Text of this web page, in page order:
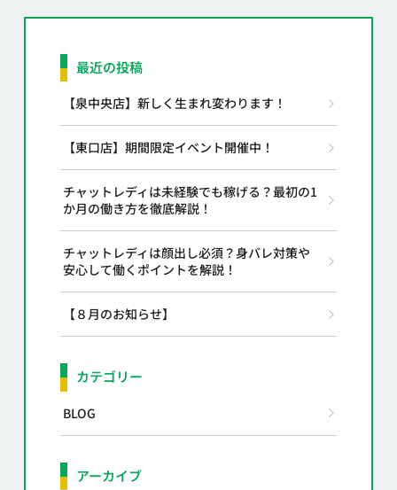
最近の投稿
【泉中央店】新しく生まれ変わります！
【東口店】期間限定イベント開催中！
チャットレディは未経験でも稼げる？最初の1
か月の働き方を徹底解説！
チャットレディは顔出し必須？身バレ対策や
安心して働くポイントを解説！
【８月のお知らせ】
カテゴリー
BLOG
アーカイブ